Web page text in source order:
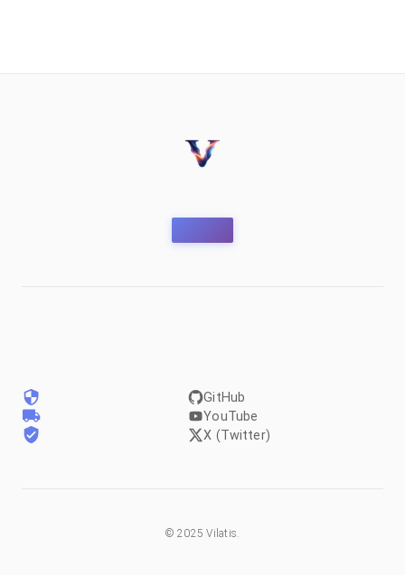
GitHub
YouTube
X (Twitter)
©2025 Vilatis.